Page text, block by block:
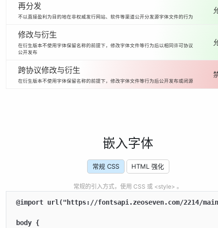
再分发
不以直接盈利为目的地在非权威发行网站、软件等渠道公开分发源字体文件的行为
修改与衍生
在衍生版本不使用字体保留名称的前提下，修改字体文件等行为后以相同许可协议
公开发布
跨协议修改与衍生
在衍生版本不使用字体保留名称的前提下，修改字体文件等行为后公开发布或闭源
嵌入字体
常规 CSS HTML 强化
常规的引入方式，使用 CSS 或 <style> 。
@import url("https://fontsapi.zeoseven.com/2214/
body {